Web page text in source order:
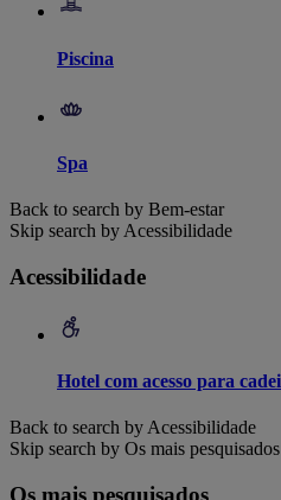
Piscina
Spa
Back to search by Bem-estar
Skip search by Acessibilidade
Acessibilidade
Hotel com acesso para
Back to search by Acessibilidade
Skip search by Os mais pesquisados
Os mais pesquisados